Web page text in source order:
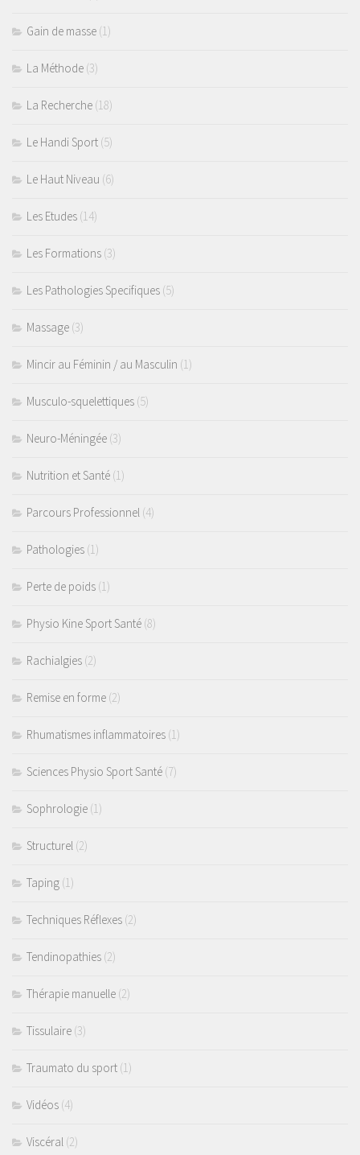
Gain de masse (1)
La Méthode (3)
La Recherche (18)
Le Handi Sport (5)
Le Haut Niveau (6)
Les Etudes (14)
Les Formations (3)
Les Pathologies Specifiques (5)
Massage (3)
Mincir au Féminin / au Masculin (1)
Musculo-squelettiques (5)
Neuro-Méningée (3)
Nutrition et Santé (1)
Parcours Professionnel (4)
Pathologies (1)
Perte de poids (1)
Physio Kine Sport Santé (8)
Rachialgies (2)
Remise en forme (2)
Rhumatismes inflammatoires (1)
Sciences Physio Sport Santé (7)
Sophrologie (1)
Structurel (2)
Taping (1)
Techniques Réflexes (2)
Tendinopathies (2)
Thérapie manuelle (2)
Tissulaire (3)
Traumato du sport (1)
Vidéos (4)
Viscéral (2)